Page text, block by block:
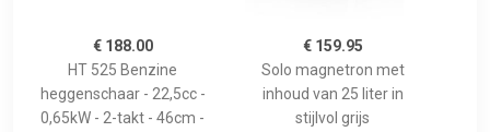
€ 188.00
HT 525 Benzine
heggenschaar - 22,5cc -
0,65kW - 2-takt - 46cm -
€ 159.95
Solo magnetron met
inhoud van 25 liter in
stijlvol grijs